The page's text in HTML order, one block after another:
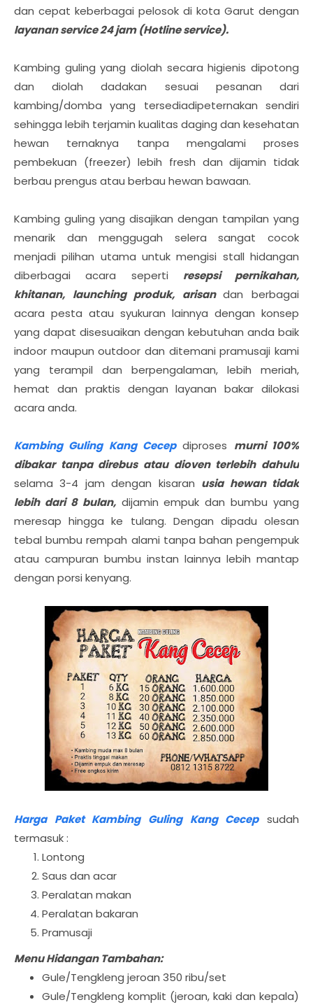
dan cepat keberbagai pelosok di kota Garut dengan
layanan service 24 jam (Hotline service).
Kambing guling yang diolah secara higienis dipotong
dan diolah dadakan sesuai pesanan dari
kambing/domba yang tersediadipeternakan sendiri
sehingga lebih terjamin kualitas daging dan kesehatan
hewan ternaknya tanpa mengalami proses
pembekuan (freezer) lebih fresh dan dijamin tidak
berbau prengus atau berbau hewan bawaan.
Kambing guling yang disajikan dengan tampilan yang
menarik dan menggugah selera sangat cocok
menjadi pilihan utama untuk mengisi stall hidangan
diberbagai acara seperti resepsi pernikahan,
khitanan, launching produk, arisandan berbagai
acara pesta atau syukuran lainnya dengan konsep
yang dapat disesuaikan dengan kebutuhan anda baik
indoor maupun outdoor dan ditemani pramusaji kami
yang terampil dan berpengalaman, lebih meriah,
hemat dan praktis dengan layanan bakar dilokasi
acara anda.
Kambing Guling Kang Cecepdiproses murni 100%
dibakar tanpa direbus atau dioven terlebih dahulu
selama 3-4 jam dengan kisaran usia hewan tidak
lebih dari 8 bulan,dijamin empuk dan bumbu yang
meresap hingga ke tulang. Dengan dipadu olesan
tebal bumbu rempah alami tanpa bahan pengempuk
atau campuran bumbu instan lainnya lebih mantap
dengan porsi kenyang.
Harga Paket Kambing Guling Kang Cecepsudah
termasuk :
Lontong
Saus dan acar
Peralatan makan
Peralatan bakaran
Pramusaji
Menu Hidangan Tambahan:
Gule/Tengkleng jeroan 350 ribu/set
Gule/Tengkleng komplit (jeroan, kaki dan kepala)